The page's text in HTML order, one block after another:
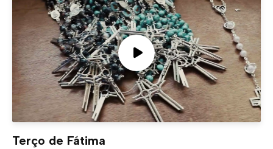
Terço de Fátima